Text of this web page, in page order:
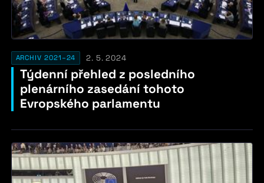
ARCHIV 2021–24 2. 5. 2024
Týdenní přehled z posledního
plenárního zasedání tohoto
Evropského parlamentu